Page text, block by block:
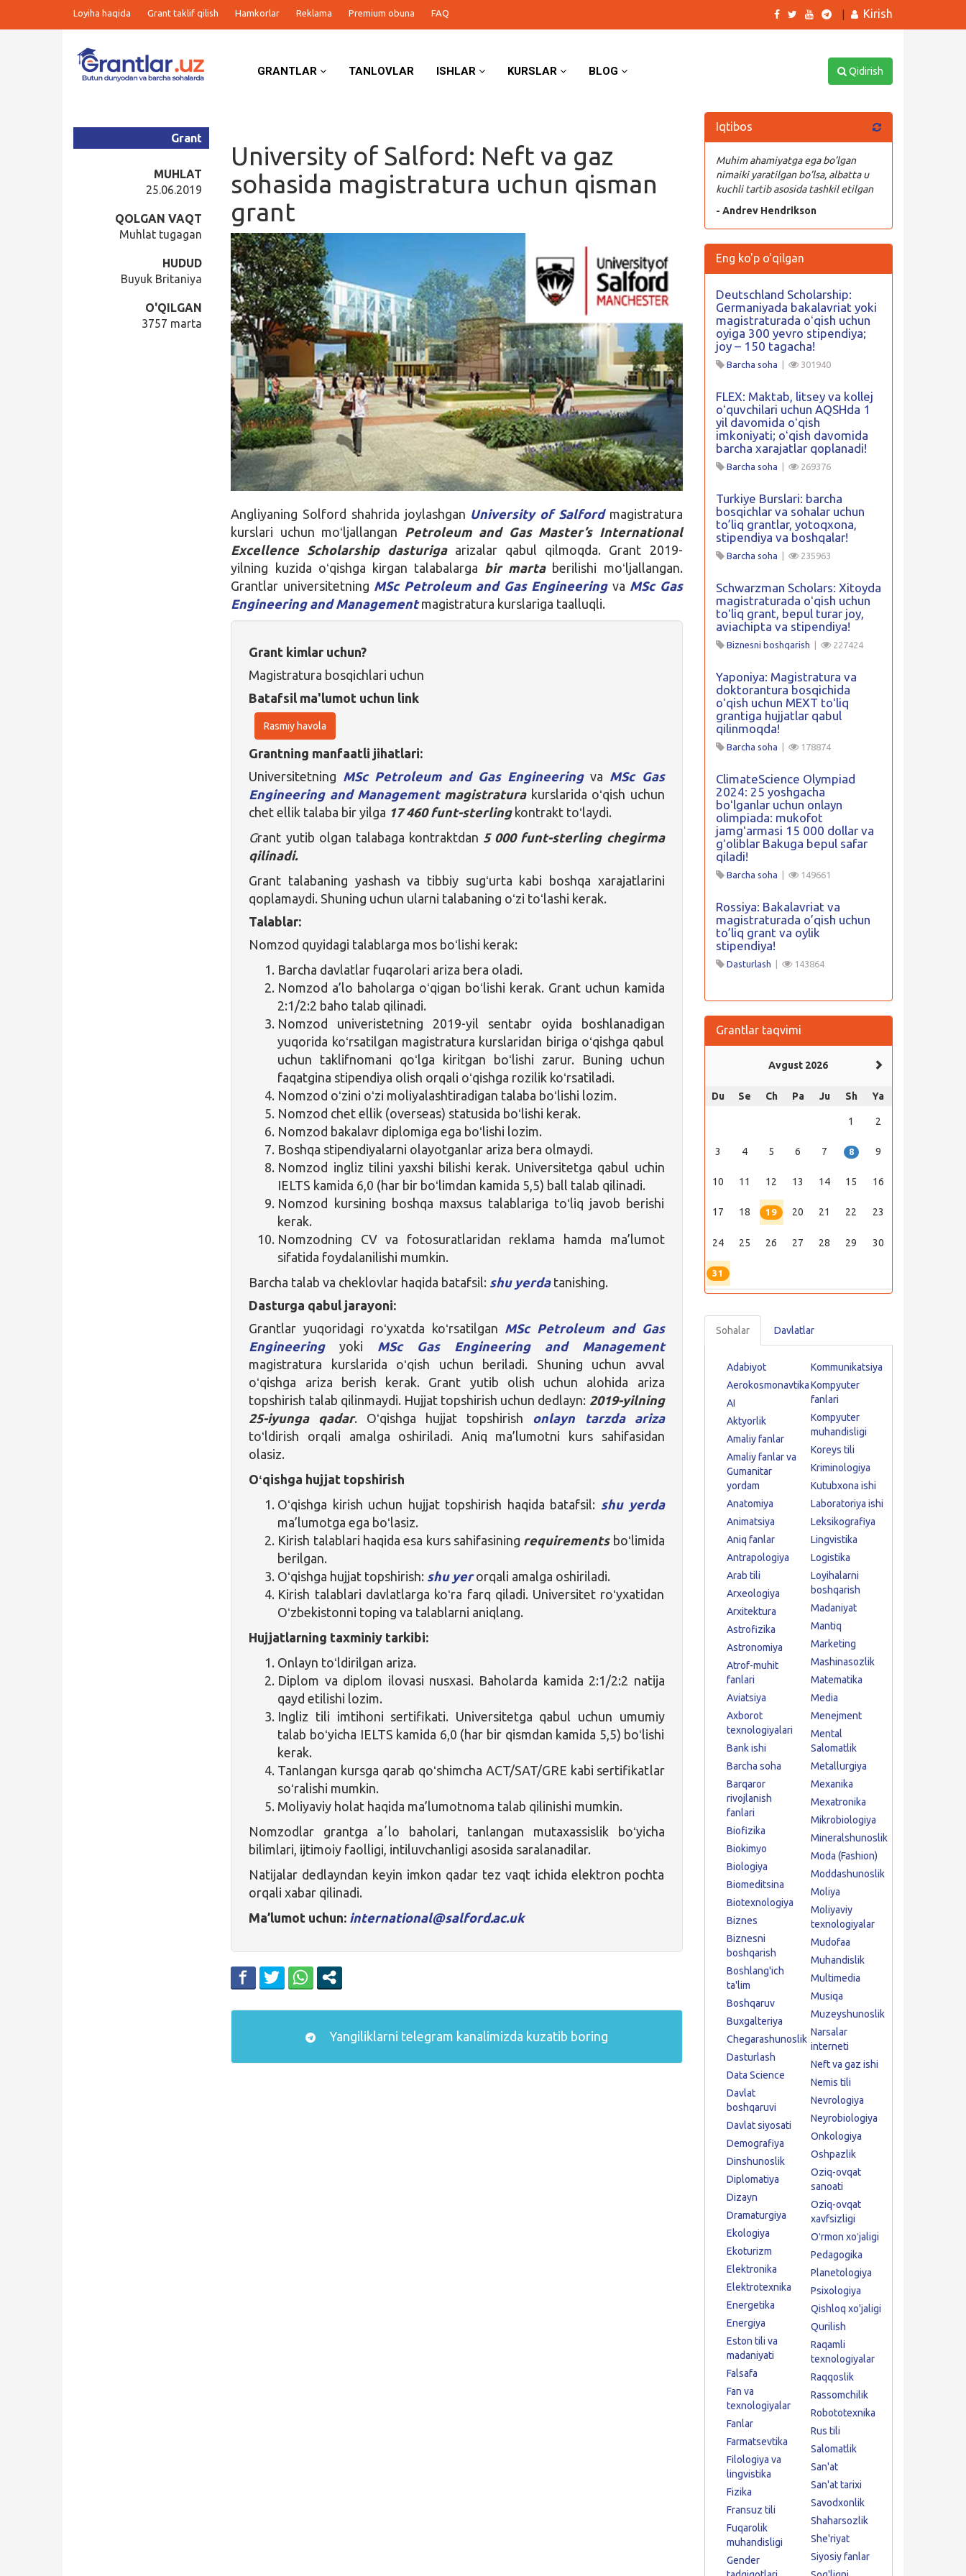
Loyiha haqida Grant taklif qilish Hamkorlar Reklama Premium obuna FAQ Kirish
GRANTLAR TANLOVLAR ISHLAR KURSLAR BLOG Qidirish
University of Salford: Neft va gaz
sohasida magistratura uchun qisman
grant
Grant
MUHLAT
25.06.2019
QOLGAN VAQT
Muhlat tugagan
HUDUD
Buyuk Britaniya
O'QILGAN
3757 marta
Angliyaning Solford shahrida joylashgan University of Salfordmagistratura
kurslari uchun moʻljallangan
Petroleum and Gas Master’s International
Excellence Scholarship dasturigaarizalar qabul qilmoqda. Grant 2019-
yilning kuzida oʻqishga kirgan talabalarga bir marta berilishi moʻljallangan.
Grantlar universitetning MSc Petroleum and Gas Engineering va MSc Gas
Engineering and Managementmagistratura kurslariga taalluqli.
Grant kimlar uchun?
Magistratura bosqichlari uchun
Batafsil ma'lumot uchun link
Rasmiy havola
Grantning manfaatli jihatlari:
Universitetning MSc Petroleum and Gas Engineering va MSc Gas
Engineering and Managementmagistratura kurslarida oʻqish uchun
chet ellik talaba bir yilga 17 460 funt-sterling kontrakt toʻlaydi.
Grant yutib olgan talabaga kontraktdan 5 000 funt-sterling chegirma
qilinadi.
Grant talabaning yashash va tibbiy sugʻurta kabi boshqa xarajatlarini
qoplamaydi. Shuning uchun ularni talabaning oʻzi toʻlashi kerak.
Talablar:
Nomzod quyidagi talablarga mos boʻlishi kerak:
Barcha davlatlar fuqarolari ariza bera oladi.
Nomzod a’lo baholarga oʻqigan boʻlishi kerak. Grant uchun kamida
2:1/2:2 baho talab qilinadi.
Nomzod univeristetning 2019-yil sentabr oyida boshlanadigan
yuqorida koʻrsatilgan magistratura kurslaridan biriga oʻqishga qabul
uchun taklifnomani qoʻlga kiritgan boʻlishi zarur. Buning uchun
faqatgina stipendiya olish orqali oʻqishga rozilik koʻrsatiladi.
Nomzod oʻzini oʻzi moliyalashtiradigan talaba boʻlishi lozim.
Nomzod chet ellik (overseas) statusida boʻlishi kerak.
Nomzod bakalavr diplomiga ega boʻlishi lozim.
Boshqa stipendiyalarni olayotganlar ariza bera olmaydi.
Nomzod ingliz tilini yaxshi bilishi kerak. Universitetga qabul uchin
IELTS kamida 6,0 (har bir boʻlimdan kamida 5,5) ball talab qilinadi.
Nomzod kursining boshqa maxsus talablariga toʻliq javob berishi
kerak.
Nomzodning CV va fotosuratlaridan reklama hamda ma’lumot
sifatida foydalanilishi mumkin.
Barcha talab va cheklovlar haqida batafsil: shu yerdatanishing.
Dasturga qabul jarayoni:
Grantlar yuqoridagi roʻyxatda koʻrsatilgan MSc Petroleum and Gas
Engineering
yoki
MSc Gas Engineering and Management
magistratura kurslarida oʻqish uchun beriladi. Shuning uchun avval
oʻqishga ariza berish kerak. Grant yutib olish uchun alohida ariza
topshirish talab qilinmaydi. Hujjat topshirish uchun dedlayn: 2019-yilning
25-iyunga qadar. Oʻqishga hujjat topshirish onlayn tarzda ariza
toʻldirish orqali amalga oshiriladi. Aniq ma’lumotni kurs sahifasidan
olasiz.
Oʻqishga hujjat topshirish
Oʻqishga kirish uchun hujjat topshirish haqida batafsil: shu yerda
ma’lumotga ega boʻlasiz.
Kirish talablari haqida esa kurs sahifasining requirementsboʻlimida
berilgan.
Oʻqishga hujjat topshirish: shu yerorqali amalga oshiriladi.
Kirish talablari davlatlarga koʻra farq qiladi. Universitet roʻyxatidan
Oʻzbekistonni toping va talablarni aniqlang.
Hujjatlarning taxminiy tarkibi:
Onlayn toʻldirilgan ariza.
Diplom va diplom ilovasi nusxasi. Baholarda kamida 2:1/2:2 natija
qayd etilishi lozim.
Ingliz tili imtihoni sertifikati. Universitetga qabul uchun umumiy
talab boʻyicha IELTS kamida 6,0 (har bir qismdan kamida 5,5) boʻlishi
kerak.
Tanlangan kursga qarab qoʻshimcha ACT/SAT/GRE kabi sertifikatlar
soʻralishi mumkin.
Moliyaviy holat haqida ma’lumotnoma talab qilinishi mumkin.
Nomzodlar grantga aʼlo baholari, tanlangan mutaxassislik boʻyicha
bilimlari, ijtimoiy faolligi, intiluvchanligi asosida saralanadilar.
Natijalar dedlayndan keyin imkon qadar tez vaqt ichida elektron pochta
orqali xabar qilinadi.
Ma’lumot uchun: international@salford.ac.uk
Yangiliklarni telegram kanalimizda kuzatib boring
Iqtibos
Muhim ahamiyatga ega bo’lgan
nimaiki yaratilgan bo’lsa, albatta u
kuchli tartib asosida tashkil etilgan
- Andrev Hendrikson
Eng ko'p o'qilgan
Deutschland Scholarship:
Germaniyada bakalavriat yoki
magistraturada oʻqish uchun
oyiga 300 yevro stipendiya;
joy – 150 tagacha!
Barcha soha 301940
FLEX: Maktab, litsey va kollej
oʻquvchilari uchun AQSHda 1
yil davomida oʻqish
imkoniyati; oʻqish davomida
barcha xarajatlar qoplanadi!
Barcha soha 269376
Turkiye Burslari: barcha
bosqichlar va sohalar uchun
to’liq grantlar, yotoqxona,
stipendiya va boshqalar!
Barcha soha 235963
Schwarzman Scholars: Xitoyda
magistraturada oʻqish uchun
toʻliq grant, bepul turar joy,
aviachipta va stipendiya!
Biznesni boshqarish 227424
Yaponiya: Magistratura va
doktorantura bosqichida
oʻqish uchun MEXT toʻliq
grantiga hujjatlar qabul
qilinmoqda!
Barcha soha 178874
ClimateScience Olympiad
2024: 25 yoshgacha
boʻlganlar uchun onlayn
olimpiada: mukofot
jamgʻarmasi 15 000 dollar va
gʻoliblar Bakuga bepul safar
qiladi!
Barcha soha 149661
Rossiya: Bakalavriat va
magistraturada o’qish uchun
to’liq grant va oylik
stipendiya!
Dasturlash 143864
Grantlar taqvimi
Avgust 2026
Du Se Ch Pa Ju Sh Ya
1 2
3 4 5 6 7 8 9
10 11 12 13 14 15 16
17 18 19 20 21 22 23
24 25 26 27 28 29 30
31
Sohalar Davlatlar
Adabiyot
Aerokosmonavtika
AI
Aktyorlik
Amaliy fanlar
Amaliy fanlar va
Gumanitar
yordam
Anatomiya
Animatsiya
Aniq fanlar
Antrapologiya
Arab tili
Arxeologiya
Arxitektura
Astrofizika
Astronomiya
Atrof-muhit
fanlari
Aviatsiya
Axborot
texnologiyalari
Bank ishi
Barcha soha
Barqaror
rivojlanish
fanlari
Biofizika
Biokimyo
Biologiya
Biomeditsina
Biotexnologiya
Biznes
Biznesni
boshqarish
Boshlang'ich
ta'lim
Boshqaruv
Buxgalteriya
Chegarashunoslik
Dasturlash
Data Science
Davlat
boshqaruvi
Davlat siyosati
Demografiya
Dinshunoslik
Diplomatiya
Dizayn
Dramaturgiya
Ekologiya
Ekoturizm
Elektronika
Elektrotexnika
Energetika
Energiya
Eston tili va
madaniyati
Falsafa
Fan va
texnologiyalar
Fanlar
Farmatsevtika
Filologiya va
lingvistika
Fizika
Fransuz tili
Fuqarolik
muhandisligi
Gender
Kommunikatsiya
Kompyuter
fanlari
Kompyuter
muhandisligi
Koreys tili
Kriminologiya
Kutubxona ishi
Laboratoriya ishi
Leksikografiya
Lingvistika
Logistika
Loyihalarni
boshqarish
Madaniyat
Mantiq
Marketing
Mashinasozlik
Matematika
Media
Menejment
Mental
Salomatlik
Metallurgiya
Mexanika
Mexatronika
Mikrobiologiya
Mineralshunoslik
Moda (Fashion)
Moddashunoslik
Moliya
Moliyaviy
texnologiyalar
Mudofaa
Muhandislik
Multimedia
Musiqa
Muzeyshunoslik
Narsalar
interneti
Neft va gaz ishi
Nemis tili
Nevrologiya
Neyrobiologiya
Onkologiya
Oshpazlik
Oziq-ovqat
sanoati
Oziq-ovqat
xavfsizligi
Oʻrmon xoʻjaligi
Pedagogika
Planetologiya
Psixologiya
Qishloq xo'jaligi
Qurilish
Raqamli
texnologiyalar
Raqqoslik
Rassomchilik
Robototexnika
Rus tili
Salomatlik
San'at
San'at tarixi
Savodxonlik
Shaharsozlik
She'riyat
Siyosiy fanlar